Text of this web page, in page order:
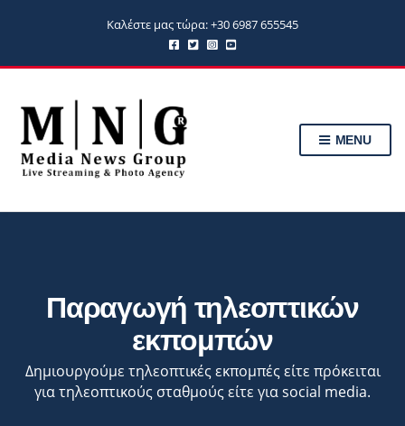
Καλέστε μας τώρα: +30 6987 655545
MENU
Παραγωγή τηλεοπτικών
εκπομπών
Δημιουργούμε τηλεοπτικές εκπομπές είτε πρόκειται
για τηλεοπτικούς σταθμούς είτε για social media.